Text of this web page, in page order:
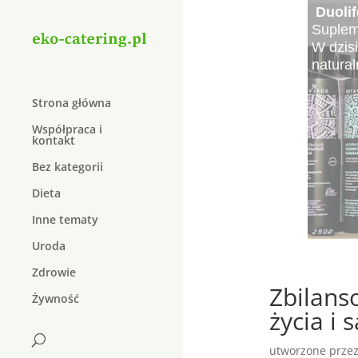
Strona główna
Współpraca i
kontakt
Bez kategorii
Dieta
Inne tematy
Uroda
Zdrowie
Żywność
do
Czy
Lato
Krem
W
który
W
życia i
utworzone przez